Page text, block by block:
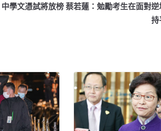
中學文憑試將放榜 蔡若蓮：勉勵考生在面對
持